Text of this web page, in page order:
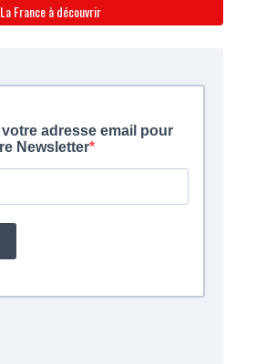
La France à découvrir